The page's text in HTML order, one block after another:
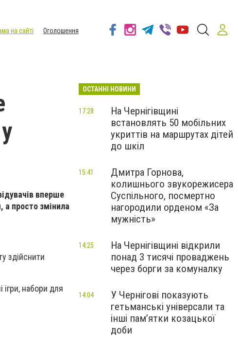
на сайті
Оголошення
вперше
а просто змінила
здійснити
набори для
ОСТАННІ НОВИНИ
На Чернігівщині
встановлять 50 мобільних
укриттів на маршрутах дітей
до шкіл
17:28
Дмитра Горнова,
колишнього звукорежисера
Суспільного, посмертно
нагородили орденом «За
мужність»
15:41
На Чернігівщині відкрили
понад 3 тисячі проваджень
через борги за комуналку
14:25
У Чернігові показують
гетьманські універсали та
інші пам’ятки козацької
доби
14:04